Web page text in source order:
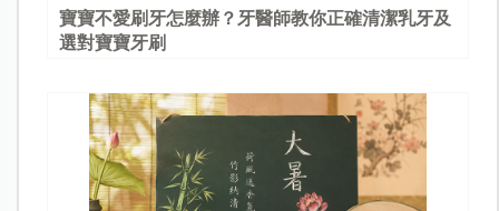
寶寶不愛刷牙怎麼辦？牙醫師教你正確清潔乳牙及
選對寶寶牙刷